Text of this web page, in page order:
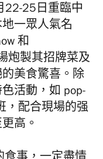
22-25 日重臨中
一眾人氣名
和
炮製其招牌菜及
美食驚喜。除
活動，如 pop-
，配合現場的强
高。